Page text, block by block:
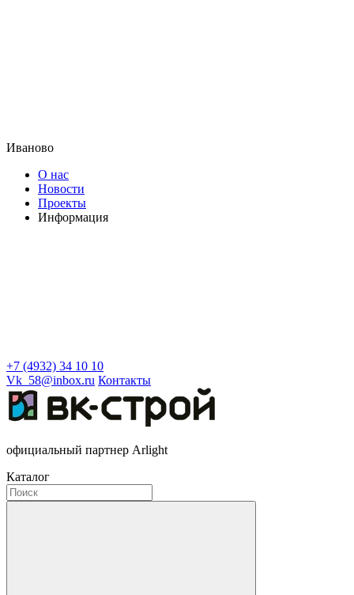
Иваново
О нас
Новости
Проекты
Информация
+7 (4932) 34 10 10
Vk_58@inbox.ru Контакты
официальный партнер Arlight
Каталог